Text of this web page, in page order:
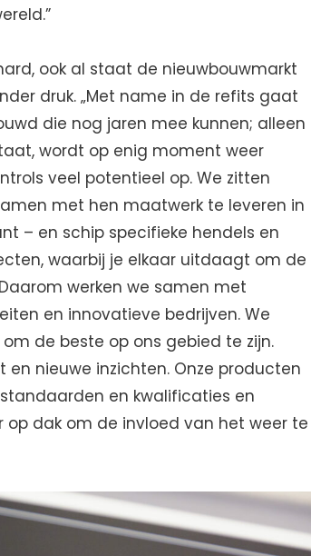
ook al staat de nieuwbouwmarkt
druk. „Met name in de refits gaat
die nog jaren mee kunnen; alleen
wordt op enig moment weer
veel potentieel op. We zitten
met hen maatwerk te leveren in
– en schip specifieke hendels en
waarbij je elkaar uitdaagt om de
werken we samen met
en innovatieve bedrijven. We
de beste op ons gebied te zijn.
nieuwe inzichten. Onze producten
en kwalificaties en
dak om de invloed van het weer te